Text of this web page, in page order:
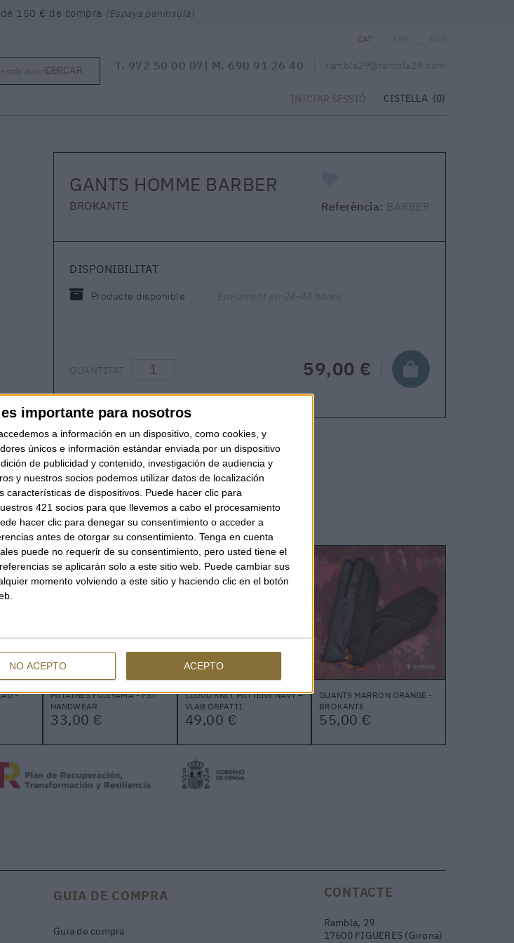
importante para nosotros
a información en un dispositivo, como cookies, y
únicos e información estándar enviada por un dispositivo
de publicidad y contenido, investigación de audiencia y
y nuestros socios podemos utilizar datos de localización
de dispositivos. Puede hacer clic para
421 socios para que llevemos a cabo el procesamiento
hacer clic para denegar su consentimiento o acceder a
antes de otorgar su consentimiento. Tenga en cuenta
puede no requerir de su consentimiento, pero usted tiene el
se aplicarán solo a este sitio web. Puede cambiar sus
momento volviendo a este sitio y haciendo clic en el botón
NO ACEPTO ACEPTO
150 € de compra (Espaya península)
buscant ...
CERCAR
CAT
T. 972 50 00 07 | M. 690 91 26 40 rambla29@rambla29.com
INICIAR SESSIÓ CISTELLA (0)
GANTS HOMME BARBER
BROKANTE Referència: BARBER
DISPONIBILITAT
Producte disponible Enviament en 24-48 hores.
QUANTITAT 59,00 €
HAN MIRAT
-
MITAINES FUJIYAMA - FST
HANDWEAR
33,00 €
CLOUD KNIT MITTENS NAVY –
VLAB ORFATTI
49,00 €
GUANTS MARRON ORANGE -
BROKANTE
55,00 €
GUIA DE COMPRA
Guia de compra
CONTACTE
Rambla, 29
17600 FIGUERES (Girona)